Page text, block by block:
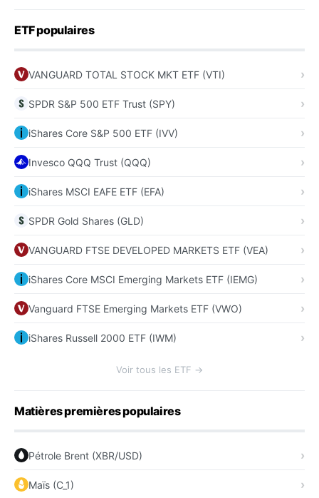
ETF populaires
VANGUARD TOTAL STOCK MKT ETF (VTI)
SPDR S&P 500 ETF Trust (SPY)
iShares Core S&P 500 ETF (IVV)
Invesco QQQ Trust (QQQ)
iShares MSCI EAFE ETF (EFA)
SPDR Gold Shares (GLD)
VANGUARD FTSE DEVELOPED MARKETS ETF (VEA)
iShares Core MSCI Emerging Markets ETF (IEMG)
Vanguard FTSE Emerging Markets ETF (VWO)
iShares Russell 2000 ETF (IWM)
Voir tous les ETF →
Matières premières populaires
Pétrole Brent (XBR/USD)
Maïs (C_1)